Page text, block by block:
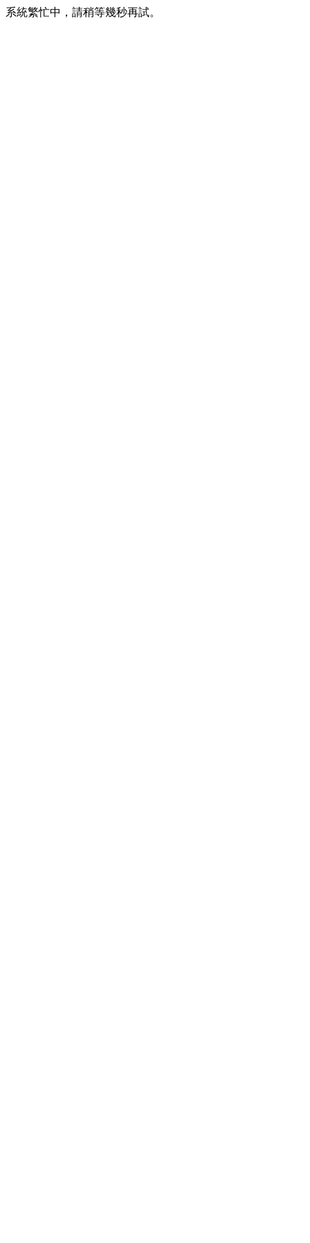
系統繁忙中，請稍等幾秒再試。